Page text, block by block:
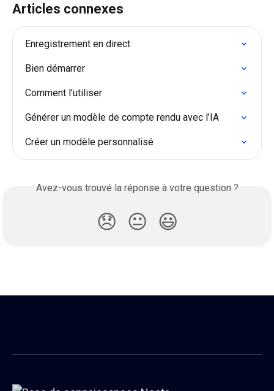
Articles connexes
Enregistrement en direct
Bien démarrer
Comment l’utiliser
Générer un modèle de compte rendu avec l’IA
Créer un modèle personnalisé
Avez-vous trouvé la réponse à votre question ?
😞 😐 😃